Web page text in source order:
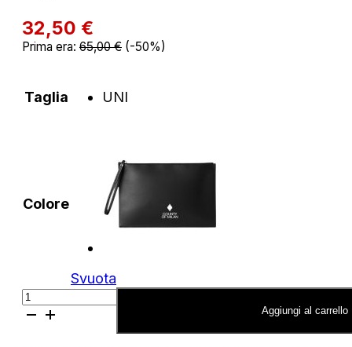
32,50 €
Prima era: 65,00€ (-50%)
Taglia UNI
Colore
Svuota
Pochette
County
Aggiungi al carrello